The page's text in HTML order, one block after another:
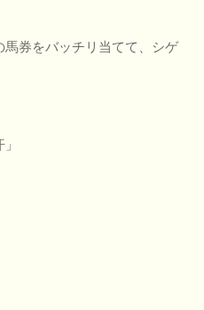
馬券をバッチリ当てて、シゲ